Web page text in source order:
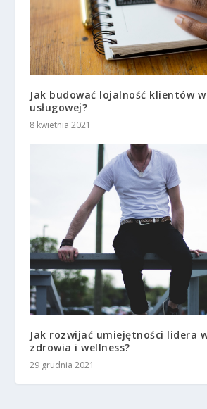
Jak budować lojalność klientów
usługowej?
8 kwietnia 2021
Jak rozwijać umiejętności lidera
zdrowia i wellness?
29 grudnia 2021